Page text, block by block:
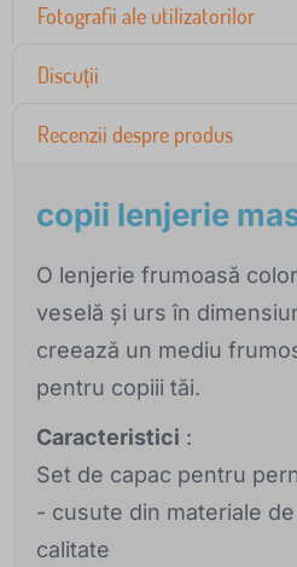
Fotografii ale utilizatorilor
Discuții
Recenzii despre produs
copii lenjerie
O lenjerie frumoasă
veselă și urs în
creează un mediu
pentru copiii tăi.
Caracteristici :
Set de capac pentru
- cusute din materiale
calitate